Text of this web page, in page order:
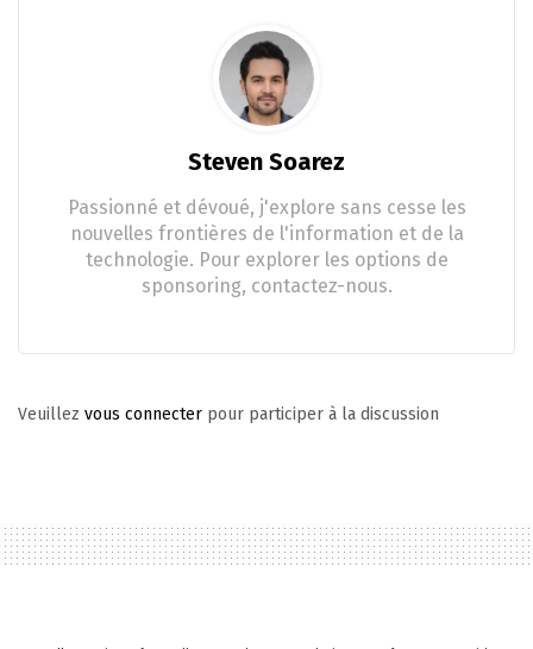
Steven Soarez
Passionné et dévoué, j'explore sans cesse les
nouvelles frontières de l'information et de la
technologie. Pour explorer les options de
sponsoring, contactez-nous.
Veuillez vous connecter pour participer à la discussion